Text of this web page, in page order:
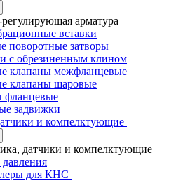
арматура
вставки
поворотные затворы
с обрезиненным клином
клапаны межфланцевые
клапаны шаровые
фланцевые
задвижки
и компелктующие
датчики и компелктующие
для КНС